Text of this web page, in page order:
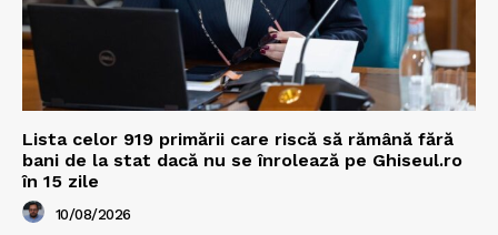
Lista celor 919 primării care riscă să rămână fără
bani de la stat dacă nu se înrolează pe Ghiseul.ro
în 15 zile
10/08/2026